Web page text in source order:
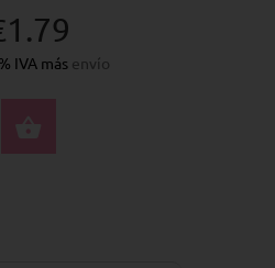
IVA más envío